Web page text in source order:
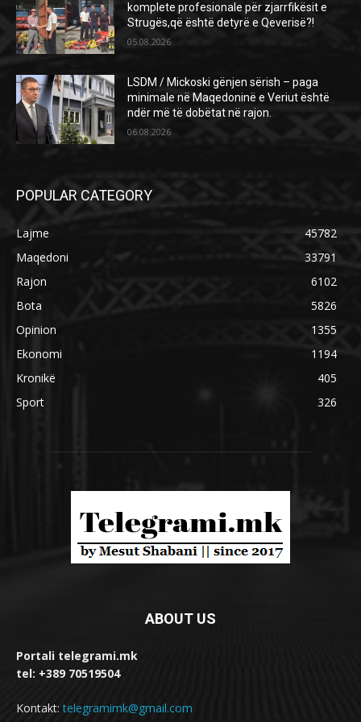
komplete profesionale për zjarrfikësit e
Strugës,që është detyrë e Qeverisë?!
05.08.2026
LSDM / Mickoski gënjen sërish – paga
minimale në Maqedoninë e Veriut është
ndër më të dobëtat në rajon.
06.08.2026
POPULAR CATEGORY
Lajme
45782
Maqedoni
33791
Rajon
6102
Bota
5826
Opinion
1355
Ekonomi
1194
Kronikë
405
Sport
326
ABOUT US
Portali telegrami.mk
tel: +389 70519504
Kontakt:telegramimk@gmail.com